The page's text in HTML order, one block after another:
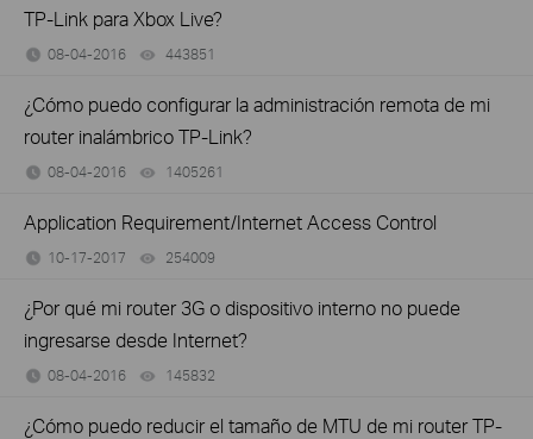
TP-Link para Xbox Live?
08-04-2016 443851
¿Cómo puedo configurar la administración remota de mi
router inalámbrico TP-Link?
08-04-2016 1405261
Application Requirement/Internet Access Control
10-17-2017 254009
¿Por qué mi router 3G o dispositivo interno no puede
ingresarse desde Internet?
08-04-2016 145832
¿Cómo puedo reducir el tamaño de MTU de mi router TP-